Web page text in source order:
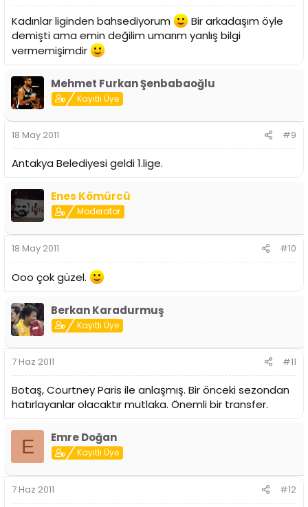
Kadınlar liginden bahsediyorum
Bir arkadaşım öyle
demişti ama emin değilim umarım yanlış bilgi
vermemişimdir
Mehmet Furkan Şenbabaoğlu
Kayıtlı Üye
18 May 2011 #9
Antakya Belediyesi geldi 1.lige.
Enes Kömürcü
Moderator
18 May 2011 #10
Ooo çok güzel.
Berkan Karadurmuş
Kayıtlı Üye
7 Haz 2011 #11
Botaş, Courtney Paris ile anlaşmış. Bir önceki sezondan
hatırlayanlar olacaktır mutlaka. Önemli bir transfer.
E Emre Doğan
Kayıtlı Üye
7 Haz 2011 #12